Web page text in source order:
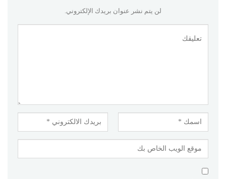
لن يتم نشر عنوان بريدك الإلكتروني.